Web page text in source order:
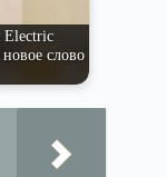
Electric
слово